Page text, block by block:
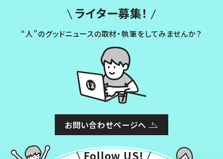
ライター募集！
“人”のグッドニュースの取材・執筆をしてみませんか？
お問い合わせページへ
Follow US!